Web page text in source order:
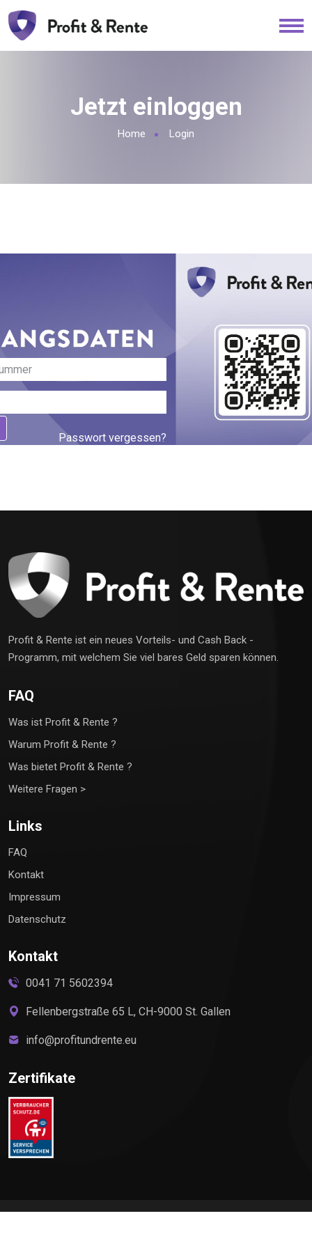
Jetzt einloggen
Home Login
Passwort vergessen?
Profit & Rente ist ein neues Vorteils- und Cash Back -
Programm, mit welchem Sie viel bares Geld sparen können.
FAQ
Was ist Profit & Rente ?
Warum Profit & Rente ?
Was bietet Profit & Rente ?
Weitere Fragen >
Links
FAQ
Kontakt
Impressum
Datenschutz
Kontakt
0041 71 5602394
Fellenbergstraße 65 L, CH-9000 St. Gallen
info@profitundrente.eu
Zertifikate